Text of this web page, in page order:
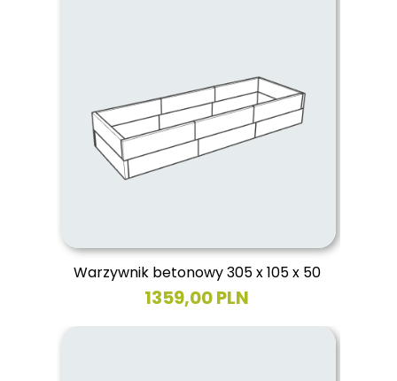
Warzywnik betonowy 305 x 105 x 50
1359,00 PLN